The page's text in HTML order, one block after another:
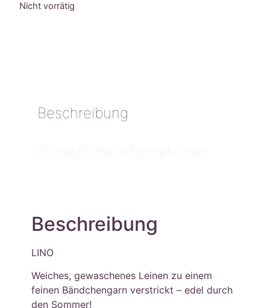
Nicht vorrätig
Beschreibung
Zusätzliche Informationen
Beschreibung
LINO
Weiches, gewaschenes Leinen zu einem
feinen Bändchengarn verstrickt – edel durch
den Sommer!